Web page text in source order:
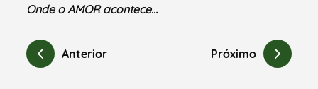
Onde o AMOR acontece…
Anterior Próximo